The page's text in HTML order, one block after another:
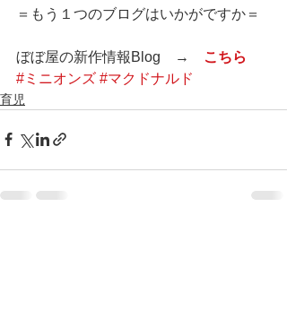
＝もう１つのブログはいかがですか＝
ぼぼ屋の新作情報Blog　→
こちら
#ミニオンズ #マクドナルド
育児